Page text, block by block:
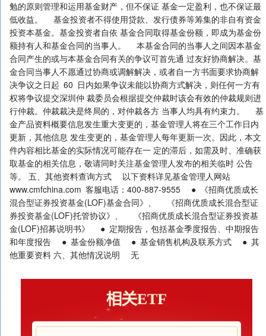
勉的原则管理和运用基金财产，但不保证 基金一定盈利，也不保证最
低收益。 基金投资者不得使用贷款、发行债券等筹集的非自有资金
投资本基金。基金投资者自依 基金合同取得基金份额，即成为基金份
额持有人和基金合同的当事人。 本基金合同的当事人之间因本基金
合同产生的或与本基金合同有关的争议可首先通 过友好协商解决。基
金合同当事人不愿通过协商或调解解决，或者自一方书面要求协商解
决争议之日起 60 日内如果争议未能以协商方式解决，则任何一方有
权将争议提交深圳仲 裁委员会根据提交仲裁时该会有效的仲裁规则进
行仲裁。仲裁裁决是终局的，对仲裁各方 当事人均具有约束力。 基
金产品资料概要信息发生重大变更的，基金管理人将在三个工作日内
更新，其他信息 发生变更的，基金管理人每年更新一次。因此，本文
件内容相比基金的实际情况可能存在一 定的滞后，如需及时、准确获
取基金的相关信息，敬请同时关注基金管理人发布的相关临时 公告
等。 五、其他资料查询方式 以下资料详见基金管理人网站
www.cmfchina.com 客服电话：400-887-9555 ● 《招商优质成长
混合型证券投资基金(LOF)基金合同》、 《招商优质成长混合型证
券投资基金(LOF)托管协议》、 《招商优质成长混合型证券投资基
金(LOF)招募说明书》 ● 定期报告，包括基金季度报告、中期报告
和年度报告 ● 基金份额净值 ● 基金销售机构及联系方式 ● 其
他重要资料 六、其他情况说明 无